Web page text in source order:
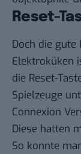
Reset-
Doch die
Elektroküken
die Reset-
Spielzeuge
Connexion
Diese hatten
So konnte